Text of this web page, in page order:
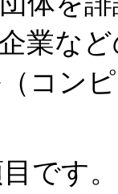
業な
コン
です